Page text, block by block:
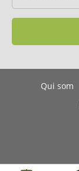
Qui som